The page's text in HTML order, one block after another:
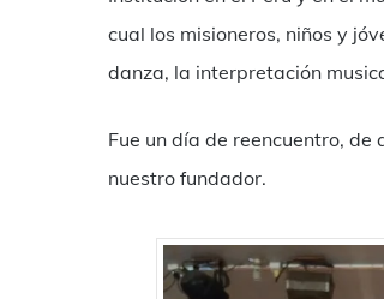
cual los misioneros, niños y
danza, la interpretación
Fue un día de reencuentro,
nuestro fundador.